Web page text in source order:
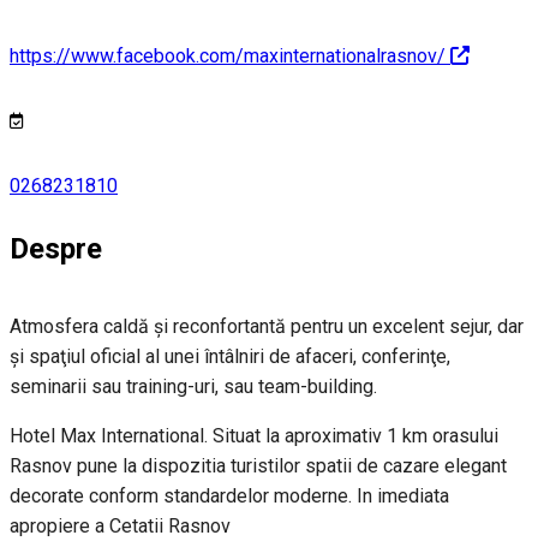
https://www.facebook.com/maxinternationalrasnov/
0268231810
Despre
Atmosfera caldă şi reconfortantă pentru un excelent sejur, dar
şi spaţiul oficial al unei întâlniri de afaceri, conferinţe,
seminarii sau training-uri, sau team-building.
Hotel Max International. Situat la aproximativ 1 km orasului
Rasnov pune la dispozitia turistilor spatii de cazare elegant
decorate conform standardelor moderne. In imediata
apropiere a Cetatii Rasnov